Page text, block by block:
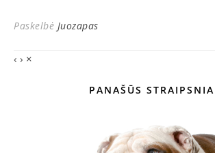
Paskelbė Juozapas
‹ › ×
PANAŠŪS